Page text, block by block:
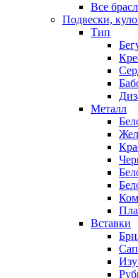
Все
Подвески,
Тип
Металл
Вставки